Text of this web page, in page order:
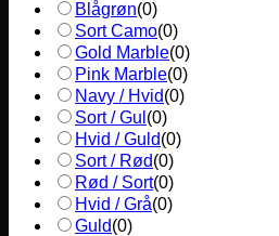
Blågrøn(0)
Sort Camo(0)
Gold Marble(0)
Pink Marble(0)
Navy / Hvid(0)
Sort / Gul (0)
Hvid / Guld(0)
Sort / Rød(0)
Rød / Sort(0)
Hvid / Grå(0)
Guld(0)